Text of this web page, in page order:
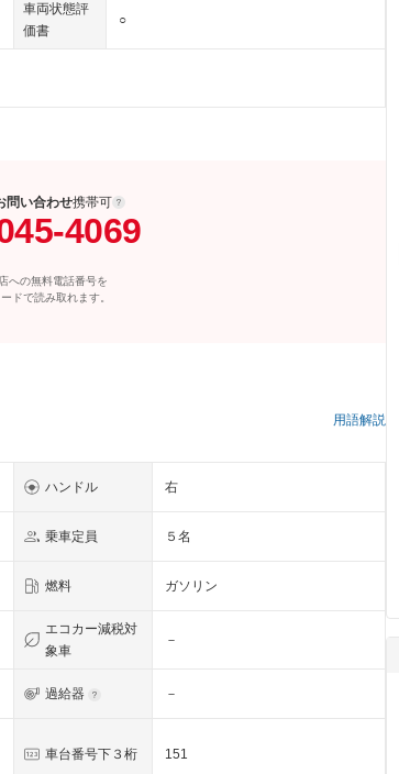
車両状態評
価書
○
問い合わせ携帯可
4069
への無料電話番号を
ドで読み取れます。
用語解説
ハンドル 右
乗車定員 ５名
燃料 ガソリン
エコカー減税対
象車
－
過給器 －
車台番号下３桁 151